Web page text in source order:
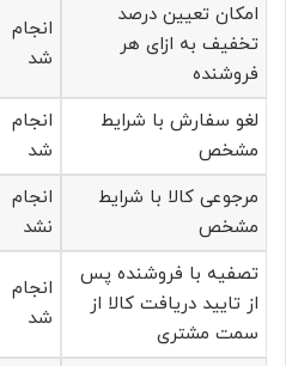
امکان تعیین درصد
تخفیف به ازای هر
فروشنده
انجام
شد
لغو سفارش با شرایط
مشخص
انجام
شد
مرجوعی کالا با شرایط
مشخص
انجام
نشد
تصفیه با فروشنده پس
از تایید دریافت کالا از
سمت مشتری
انجام
شد